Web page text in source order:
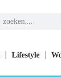
Lifestyle